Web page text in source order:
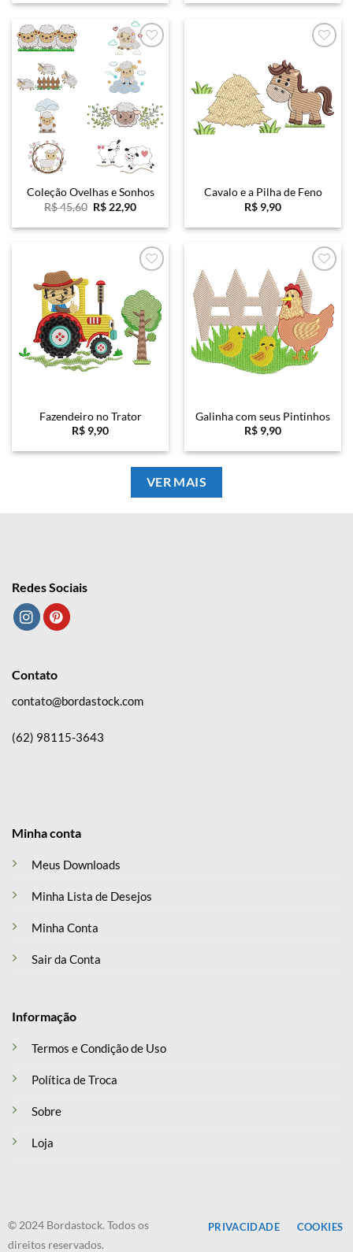
Favoritar
Coleção Ovelhas e Sonhos
R$45,60 O
original
R$ 22,90O
atual
R$ 22,90.
Cavalo e a Pilha de Feno
R$ 9,90
Fazendeiro no Trator
R$ 9,90
Favoritar
Galinha com seus Pintinhos
R$ 9,90
VER MAIS
Redes Sociais
Minha conta
Meus Downloads
Minha Lista de Desejos
Minha Conta
Sair da Conta
Informação
Termos e Condição de Uso
Política de Troca
Sobre
Loja
Contato
contato@bordastock.com
(62) 98115-3643
© 2024 Bordastock. Todos os
direitos reservados.
PRIVACIDADE COOKIES